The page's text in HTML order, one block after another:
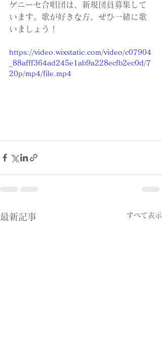
ゲニーセ合唱団は、新規団員募集して
います。歌が好きな方、ぜひ一緒に歌
いましょう！
https://video.wixstatic.com/video/c07904
_88afff364ad245e1ab9a228ecfb2ec0d/7
20p/mp4/file.mp4
最新記事 すべて表示